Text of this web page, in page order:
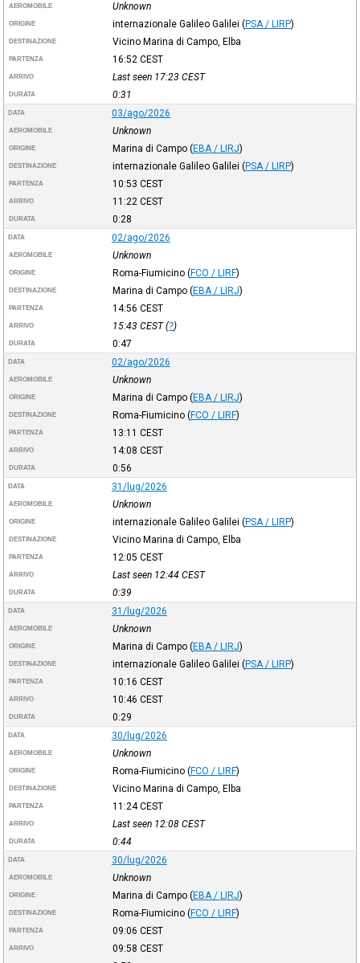
AEROMOBILE Unknown
ORIGINE internazionale Galileo Galilei (PSA / LIRP)
DESTINAZIONE Vicino Marina di Campo, Elba
PARTENZA 16:52 CEST
ARRIVO Last seen 17:23 CEST
DURATA 0:31
DATA 03/ago/2026
AEROMOBILE Unknown
ORIGINE Marina di Campo (EBA / LIRJ)
DESTINAZIONE internazionale Galileo Galilei (PSA / LIRP)
PARTENZA 10:53 CEST
ARRIVO 11:22 CEST
DURATA 0:28
DATA 02/ago/2026
AEROMOBILE Unknown
ORIGINE Roma-Fiumicino (FCO / LIRF)
DESTINAZIONE Marina di Campo (EBA / LIRJ)
PARTENZA 14:56 CEST
ARRIVO 15:43 CEST(?)
DURATA 0:47
DATA 02/ago/2026
AEROMOBILE Unknown
ORIGINE Marina di Campo (EBA / LIRJ)
DESTINAZIONE Roma-Fiumicino (FCO / LIRF)
PARTENZA 13:11 CEST
ARRIVO 14:08 CEST
DURATA 0:56
DATA 31/lug/2026
AEROMOBILE Unknown
ORIGINE internazionale Galileo Galilei (PSA / LIRP)
DESTINAZIONE Vicino Marina di Campo, Elba
PARTENZA 12:05 CEST
ARRIVO Last seen 12:44 CEST
DURATA 0:39
DATA 31/lug/2026
AEROMOBILE Unknown
ORIGINE Marina di Campo (EBA / LIRJ)
DESTINAZIONE internazionale Galileo Galilei (PSA / LIRP)
PARTENZA 10:16 CEST
ARRIVO 10:46 CEST
DURATA 0:29
DATA 30/lug/2026
AEROMOBILE Unknown
ORIGINE Roma-Fiumicino (FCO / LIRF)
DESTINAZIONE Vicino Marina di Campo, Elba
PARTENZA 11:24CEST
ARRIVO Last seen 12:08 CEST
DURATA 0:44
DATA 30/lug/2026
AEROMOBILE Unknown
ORIGINE Marina di Campo (EBA / LIRJ)
DESTINAZIONE Roma-Fiumicino (FCO / LIRF)
PARTENZA 09:06 CEST
ARRIVO 09:58 CEST